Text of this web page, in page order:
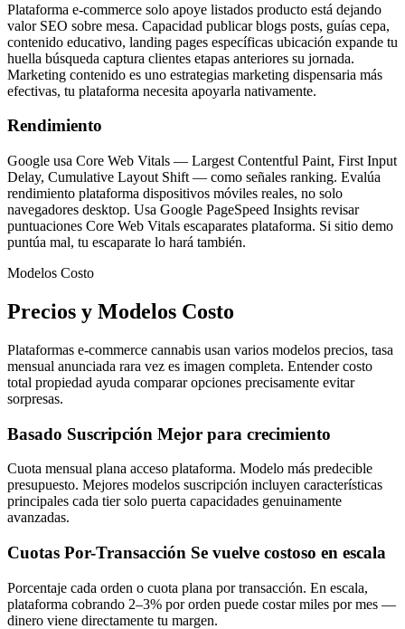
Plataforma e-commerce solo apoye listados producto está dejando
valor SEO sobre mesa. Capacidad publicar blogs posts, guías cepa,
contenido educativo, landing pages específicas ubicación expande tu
huella búsqueda captura clientes etapas anteriores su jornada.
Marketing contenido es uno estrategias marketing dispensaria más
efectivas, tu plataforma necesita apoyarla nativamente.
Rendimiento
Google usa Core Web Vitals — Largest Contentful Paint, First Input
Delay, Cumulative Layout Shift — como señales ranking. Evalúa
rendimiento plataforma dispositivos móviles reales, no solo
navegadores desktop. Usa Google PageSpeed Insights revisar
puntuaciones Core Web Vitals escaparates plataforma. Si sitio demo
puntúa mal, tu escaparate lo hará también.
Modelos Costo
Precios y Modelos Costo
Plataformas e-commerce cannabis usan varios modelos precios, tasa
mensual anunciada rara vez es imagen completa. Entender costo
total propiedad ayuda comparar opciones precisamente evitar
sorpresas.
Basado Suscripción Mejor para crecimiento
Cuota mensual plana acceso plataforma. Modelo más predecible
presupuesto. Mejores modelos suscripción incluyen características
principales cada tier solo puerta capacidades genuinamente
avanzadas.
Cuotas Por-Transacción Se vuelve costoso en escala
Porcentaje cada orden o cuota plana por transacción. En escala,
plataforma cobrando 2–3% por orden puede costar miles por mes —
dinero viene directamente tu margen.